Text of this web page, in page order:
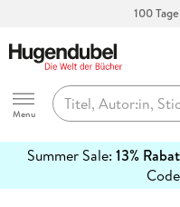
100
Hugendubel
Menu
Summer Sale: 13%
Code
erfahren